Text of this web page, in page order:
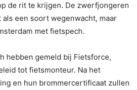
de rit te krijgen. De zwerfjongeren
een soort wegenwacht, maar
met fietspech.
hebben gemeld bij Fietsforce,
tot fietsmonteur. Na het
en hun brommercertificaat zullen